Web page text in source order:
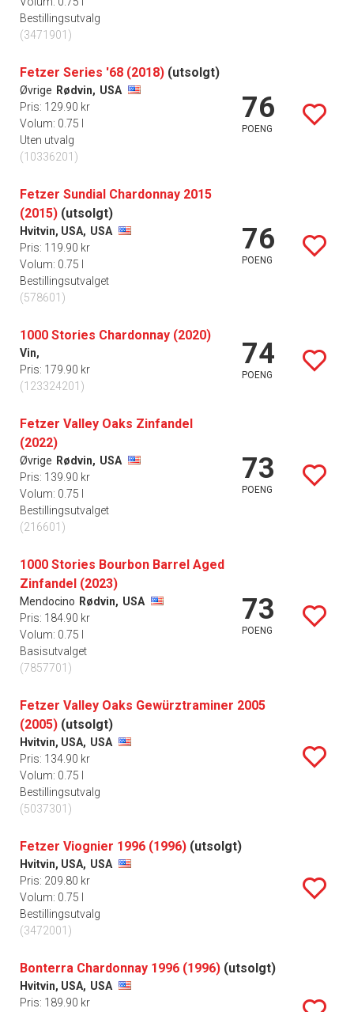
Bestillingsutvalg
(3471901)
Fetzer Series '68 (2018) (utsolgt)
Øvrige Rødvin, USA
Pris: 129.90 kr
Volum: 0.75 l
Uten utvalg
(10336201)
76
POENG
Fetzer Sundial Chardonnay 2015
(2015) (utsolgt)
Hvitvin, USA, USA
Pris: 119.90 kr
Volum: 0.75 l
Bestillingsutvalget
(578601)
76
POENG
1000 Stories Chardonnay (2020)
Vin,
Pris: 179.90 kr
(123324201)
74
POENG
Fetzer Valley Oaks Zinfandel
(2022)
Øvrige Rødvin, USA
Pris: 139.90 kr
Volum: 0.75 l
Bestillingsutvalget
(216601)
73
POENG
1000 Stories Bourbon Barrel Aged
Zinfandel (2023)
Mendocino Rødvin, USA
Pris: 184.90 kr
Volum: 0.75 l
Basisutvalget
(7857701)
73
POENG
Fetzer Valley Oaks Gewürztraminer 2005
(2005) (utsolgt)
Hvitvin, USA, USA
Pris: 134.90 kr
Volum: 0.75 l
Bestillingsutvalg
(5037301)
Fetzer Viognier 1996 (1996) (utsolgt)
Hvitvin, USA, USA
Pris: 209.80 kr
Volum: 0.75 l
Bestillingsutvalg
(3472001)
Bonterra Chardonnay 1996 (1996) (utsolgt)
Hvitvin, USA, USA
Pris: 189.90 kr